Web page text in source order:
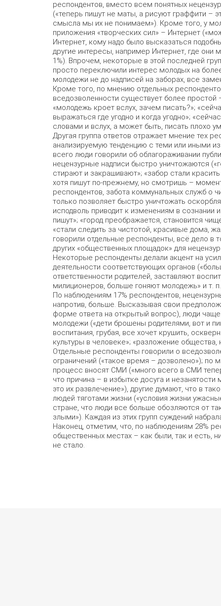
респондентов, вместо всем понятных
(«теперь пишут не маты, а рисуют граффити –
смысла мы их не понимаем»). Кроме того, у
приложения «творческих сил» – Интернет
Интернет, кому надо было высказаться
другие интересы, например Интернет, где
1%). Впрочем, некоторые в этой последней
просто переключили интерес молодых на
молодежи не до надписей на заборах, все
Кроме того, по мнению отдельных
вседозволенности существует более простой
«молодежь кроет вслух, зачем писать?»;
выражаться где угодно и когда угодно»;
словами и вслух, а может быть, писать плохо
Другая группа ответов отражает мнение тех
анализируемую тенденцию с теми или иными
всего люди говорили об облагораживании
нецензурные надписи быстро уничтожаются
стирают и закрашивают»; «забор стали
хотя пишут по-прежнему, но смотришь –
респондентов, забота коммунальных служб о
только позволяет быстро уничтожать
исподволь приводит к изменениям в сознании
пишут»; «город преображается, становится
«стали следить за чистотой, красивые дома,
говорили отдельные респонденты, всё дело в
других «общественных площадок» для
Некоторые респонденты делали акцент на
деятельности соответствующих органов
ответственности родителей, заставляют
милиционеров, больше гоняют молодежь» и т.
По наблюдениям 17% респондентов,
напротив, больше. Высказывая свои
форме ответа на открытый вопрос), люди чаще
молодежи («дети брошены родителями, вот и
воспитания, грубая, все хочет крушить,
культуры в человеке»; «разложение общества,
Отдельные респонденты говорили о
ограничений («такое время – дозволено»); по
процесс вносят СМИ («много всего в СМИ
что причина – в избытке досуга и
это их развлечение»), другие думают, что в
людей тяготами жизни («условия жизни
стране, что люди все больше обозляются от
злыми»). Каждая из этих групп суждений
Наконец, отметим, что, по наблюдениям 28%
общественных местах – как были, так и есть,
не стало.